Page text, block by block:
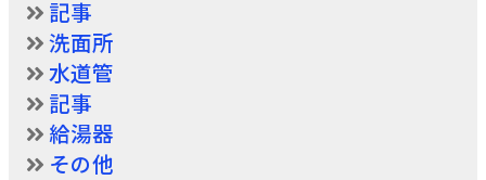
記事
洗面所
水道管
記事
給湯器
その他